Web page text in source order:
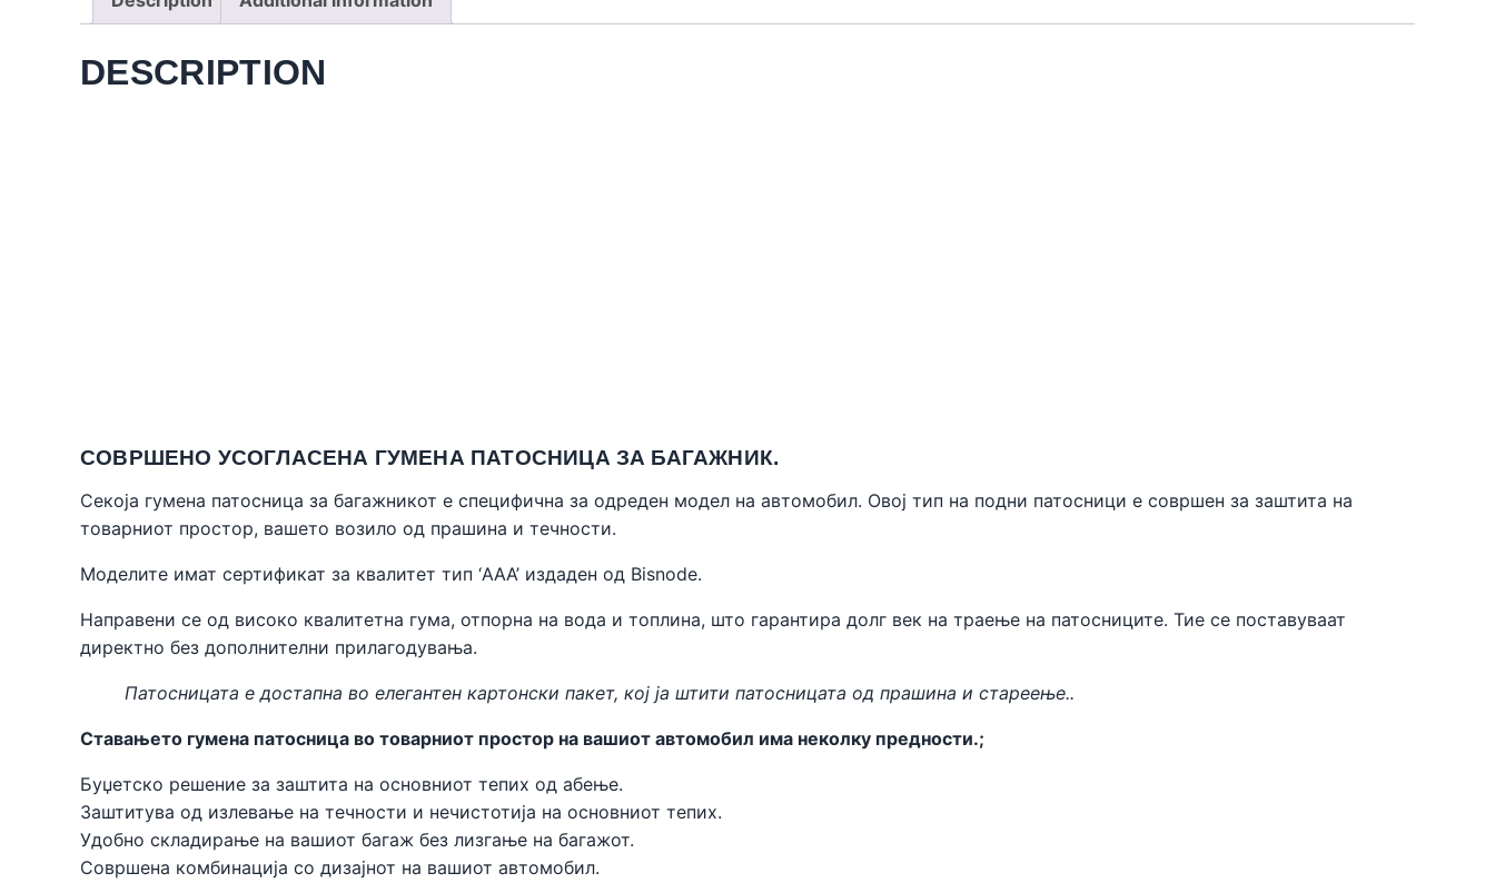
DESCRIPTION
СОВРШЕНО УСОГЛАСЕНА ГУМЕНА ПАТОСНИЦА ЗА БАГАЖНИК.
Секоја гумена патосница за багажникот е специфична за одреден модел на автомобил. Овој тип на подни патосници е совршен за заштита на
товарниот простор, вашето возило од прашина и течности.
Моделите имат сертификат за квалитет тип ‘AAA’ издаден од Bisnode.
Направени се од високо квалитетна гума, отпорна на вода и топлина, што гарантира долг век на траење на патосниците. Тие се поставуваат
директно без дополнителни прилагодувања.
Патосницата е достапна во елегантен картонски пакет, кој ја штити патосницата од прашина и стареење..
Ставањето гумена патосница во товарниот простор на вашиот автомобил има неколку предности.;
Буџетско решение за заштита на основниот тепих од абење.
Заштитува од излевање на течности и нечистотија на основниот тепих.
Удобно складирање на вашиот багаж без лизгање на багажот.
Совршена комбинација со дизајнот на вашиот автомобил.